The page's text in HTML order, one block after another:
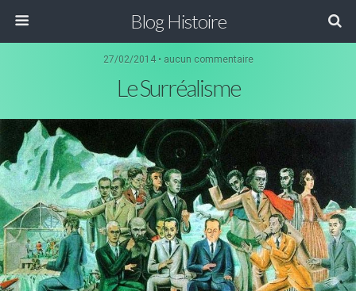
Blog Histoire
27/02/2014 • aucun commentaire
Le Surréalisme